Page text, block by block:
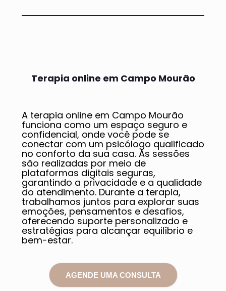
Terapia online em Campo Mourão
A terapia online em Campo Mourão
funciona como um espaço seguro e
confidencial, onde você pode se
conectar com um psicólogo qualificado
no conforto da sua casa. As sessões
são realizadas por meio de
plataformas digitais seguras,
garantindo a privacidade e a qualidade
do atendimento. Durante a terapia,
trabalhamos juntos para explorar suas
emoções, pensamentos e desafios,
oferecendo suporte personalizado e
estratégias para alcançar equilíbrio e
bem-estar.
AGENDE UMA CONSULTA